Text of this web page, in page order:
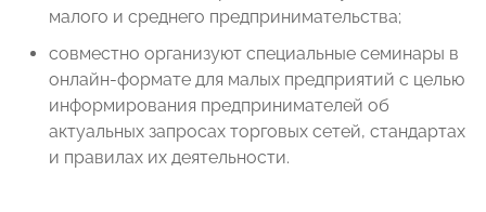
малого и среднего предпринимательства;
совместно организуют специальные семинары в
онлайн-формате для малых предприятий с целью
информирования предпринимателей об
актуальных запросах торговых сетей, стандартах
и правилах их деятельности.